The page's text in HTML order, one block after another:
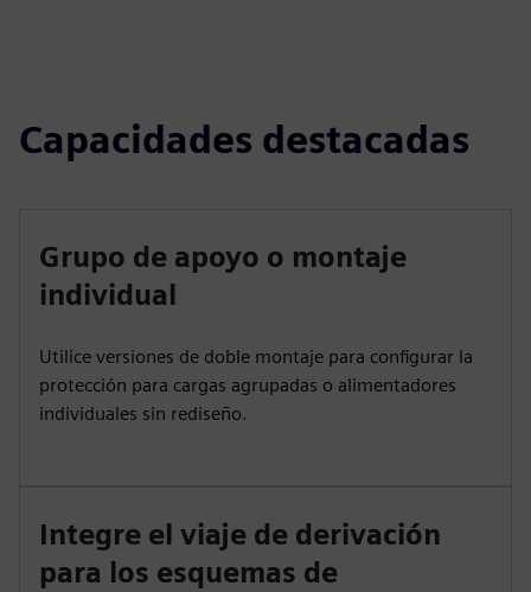
Capacidades destacadas
Grupo de apoyo o montaje
individual
Utilice versiones de doble montaje para configurar la
protección para cargas agrupadas o alimentadores
individuales sin rediseño.
Integre el viaje de derivación
para los esquemas de